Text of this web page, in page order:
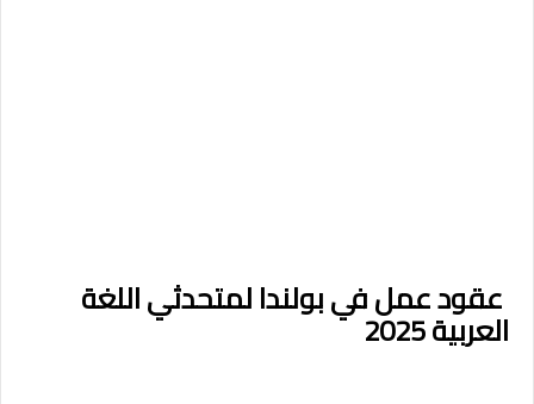
عقود عمل في بولندا لمتحدثي اللغة
العربية 2025